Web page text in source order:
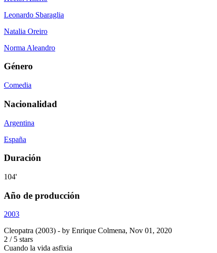
Leonardo Sbaraglia
Natalia Oreiro
Norma Aleandro
Género
Comedia
Nacionalidad
Argentina
España
Duración
104'
Año de producción
2003
Cleopatra (2003) - by Enrique Colmena, Nov 01, 2020
2 / 5 stars
Cuando la vida asfixia